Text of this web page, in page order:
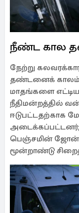
நீண்ட கால
நேற்று
தண்டனைக் காலம்
மாதங்களை
நீதிமன்றத்தில்
ஈடுபட்டதற்காக
பெஞ்சமின்
மூன்றாண்டு